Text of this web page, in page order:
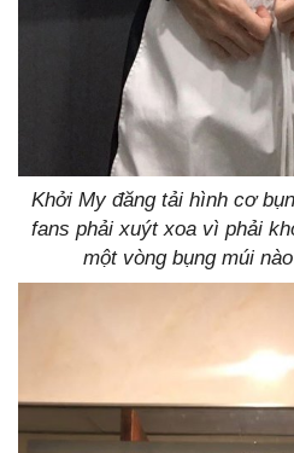
Khởi My đăng tải hình cơ
fans phải xuýt xoa vì phải
một vòng bụng múi